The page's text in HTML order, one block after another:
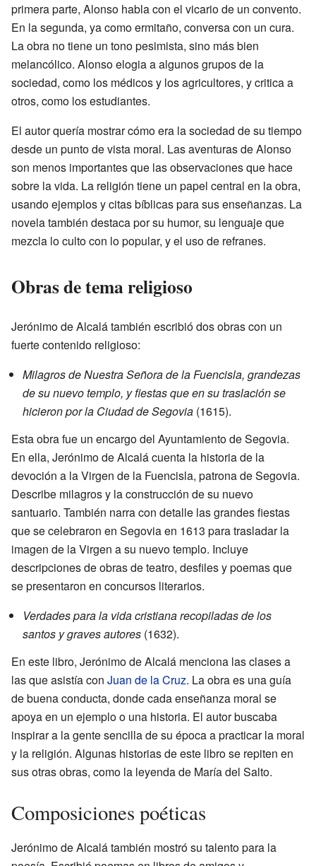
primera parte, Alonso habla con el vicario de un convento.
En la segunda, ya como ermitaño, conversa con un cura.
La obra no tiene un tono pesimista, sino más bien
melancólico. Alonso elogia a algunos grupos de la
sociedad, como los médicos y los agricultores, y critica a
otros, como los estudiantes.
El autor quería mostrar cómo era la sociedad de su tiempo
desde un punto de vista moral. Las aventuras de Alonso
son menos importantes que las observaciones que hace
sobre la vida. La religión tiene un papel central en la obra,
usando ejemplos y citas bíblicas para sus enseñanzas. La
novela también destaca por su humor, su lenguaje que
mezcla lo culto con lo popular, y el uso de refranes.
Obras de tema religioso
Jerónimo de Alcalá también escribió dos obras con un
fuerte contenido religioso:
Milagros de Nuestra Señora de la Fuencisla, grandezas
de su nuevo templo, y fiestas que en su traslación se
hicieron por la Ciudad de Segovia (1615).
Esta obra fue un encargo del Ayuntamiento de Segovia.
En ella, Jerónimo de Alcalá cuenta la historia de la
devoción a la Virgen de la Fuencisla, patrona de Segovia.
Describe milagros y la construcción de su nuevo
santuario. También narra con detalle las grandes fiestas
que se celebraron en Segovia en 1613 para trasladar la
imagen de la Virgen a su nuevo templo. Incluye
descripciones de obras de teatro, desfiles y poemas que
se presentaron en concursos literarios.
Verdades para la vida cristiana recopiladas de los
santos y graves autores (1632).
En este libro, Jerónimo de Alcalá menciona las clases a
las que asistía con Juan de la Cruz. La obra es una guía
de buena conducta, donde cada enseñanza moral se
apoya en un ejemplo o una historia. El autor buscaba
inspirar a la gente sencilla de su época a practicar la moral
y la religión. Algunas historias de este libro se repiten en
sus otras obras, como la leyenda de María del Salto.
Composiciones poéticas
Jerónimo de Alcalá también mostró su talento para la